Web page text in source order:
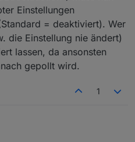
Einstellungen
= deaktiviert). Wer
die Einstellung nie ändert)
lassen, da ansonsten
gepollt wird.
1